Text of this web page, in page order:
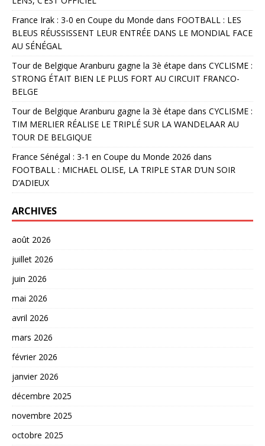
France Irak : 3-0 en Coupe du Monde dans FOOTBALL : LES
BLEUS RÉUSSISSENT LEUR ENTRÉE DANS LE MONDIAL FACE
AU SÉNÉGAL
Tour de Belgique Aranburu gagne la 3è étape dans CYCLISME :
STRONG ÉTAIT BIEN LE PLUS FORT AU CIRCUIT FRANCO-
BELGE
Tour de Belgique Aranburu gagne la 3è étape dans CYCLISME :
TIM MERLIER RÉALISE LE TRIPLÉ SUR LA WANDELAAR AU
TOUR DE BELGIQUE
France Sénégal : 3-1 en Coupe du Monde 2026 dans
FOOTBALL : MICHAEL OLISE, LA TRIPLE STAR D’UN SOIR
D’ADIEUX
ARCHIVES
août 2026
juillet 2026
juin 2026
mai 2026
avril 2026
mars 2026
février 2026
janvier 2026
décembre 2025
novembre 2025
octobre 2025